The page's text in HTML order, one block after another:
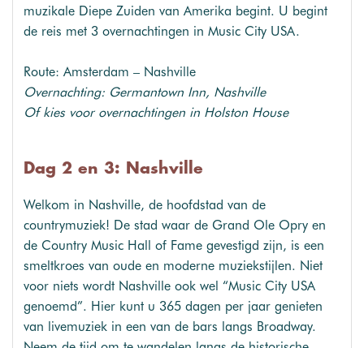
muzikale Diepe Zuiden van Amerika begint. U begint
de reis met 3 overnachtingen in Music City USA.
Route: Amsterdam – Nashville
Overnachting: Germantown Inn, Nashville
Of kies voor overnachtingen in Holston House
Dag 2 en 3: Nashville
Welkom in Nashville, de hoofdstad van de
countrymuziek! De stad waar de Grand Ole Opry en
de Country Music Hall of Fame gevestigd zijn, is een
smeltkroes van oude en moderne muziekstijlen. Niet
voor niets wordt Nashville ook wel “Music City USA
genoemd”. Hier kunt u 365 dagen per jaar genieten
van livemuziek in een van de bars langs Broadway.